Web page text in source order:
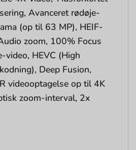
Avanceret rødøje-
(op til 63 MP), HEIF-
zoom, 100% Focus
video, HEVC (High
Deep Fusion,
videooptagelse op til 4K
zoom-interval, 2x